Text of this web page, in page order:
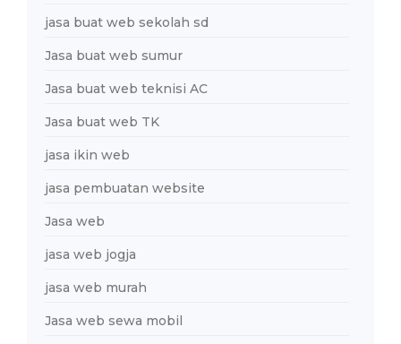
jasa buat web sekolah sd
Jasa buat web sumur
Jasa buat web teknisi AC
Jasa buat web TK
jasa ikin web
jasa pembuatan website
Jasa web
jasa web jogja
jasa web murah
Jasa web sewa mobil